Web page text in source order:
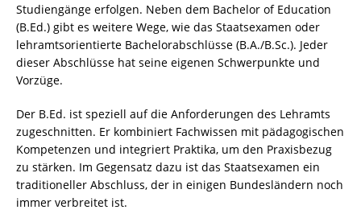
Studiengänge erfolgen. Neben dem Bachelor of Education
(B.Ed.) gibt es weitere Wege, wie das Staatsexamen oder
lehramtsorientierte Bachelorabschlüsse (B.A./B.Sc.). Jeder
dieser Abschlüsse hat seine eigenen Schwerpunkte und
Vorzüge.
Der B.Ed. ist speziell auf die Anforderungen des Lehramts
zugeschnitten. Er kombiniert Fachwissen mit pädagogischen
Kompetenzen und integriert Praktika, um den Praxisbezug
zu stärken. Im Gegensatz dazu ist das Staatsexamen ein
traditioneller Abschluss, der in einigen Bundesländern noch
immer verbreitet ist.